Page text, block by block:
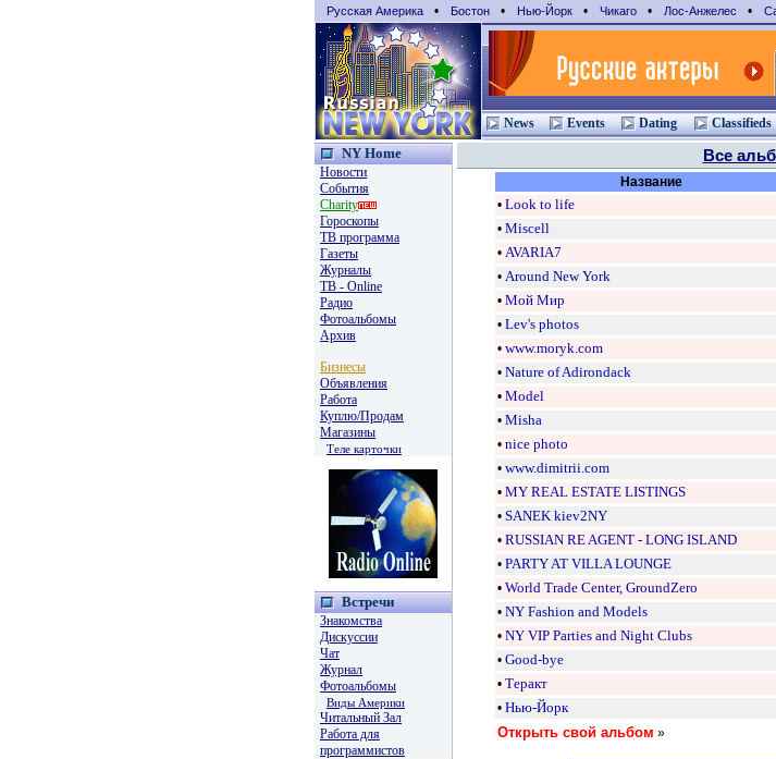
Русская Америка • Бостон • Нью-Йорк • Чикаго • Лос-Анжелес •
News Events Dating Classifieds
NY Home
Новости
События
Charity
Гороскопы
TВ программа
Газеты
Журналы
ТВ - Online
Радио
Фотоальбомы
Архив
Бизнесы
Объявления
Работа
Куплю/Продам
Магазины
Теле карточки
Встречи
Знакомства
Дискуссии
Чат
Журнал
Фотоальбомы
Виды Америки
Читальный Зал
Работа для
программистов
Все
Название
• Look to life
• Miscell
• AVARIA7
• Around New York
• Мой Мир
• Lev's photos
• www.moryk.com
• Nature of Adirondack
• Model
• Misha
• nice photo
• www.dimitrii.com
• MY REAL ESTATE LISTINGS
• SANEK kiev2NY
• RUSSIAN RE AGENT - LONG ISLAND
• PARTY AT VILLA LOUNGE
• World Trade Center, GroundZero
• NY Fashion and Models
• NY VIP Parties and Night Clubs
• Good-bye
• Теракт
• Нью-Йорк
Открыть свой альбом »